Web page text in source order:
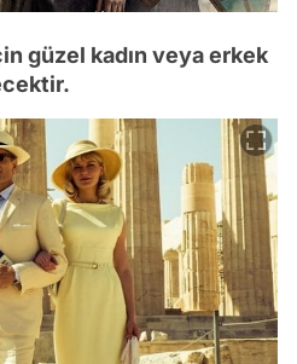
güzel kadın veya erkek